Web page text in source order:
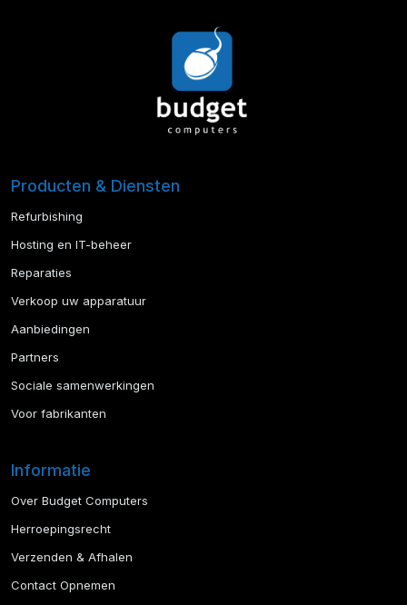
Producten & Diensten
Refurbishing
Hosting en IT-beheer
Reparaties
Verkoop uw apparatuur
Aanbiedingen
Partners
Sociale samenwerkingen
Voor fabrikanten
Informatie
Over Budget Computers
Herroepingsrecht
Verzenden & Afhalen
Contact Opnemen